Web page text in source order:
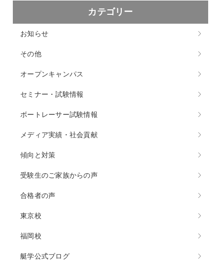
カテゴリー
お知らせ
その他
オープンキャンパス
セミナー・試験情報
ボートレーサー試験情報
メディア実績・社会貢献
傾向と対策
受験生のご家族からの声
合格者の声
東京校
福岡校
艇学公式ブログ